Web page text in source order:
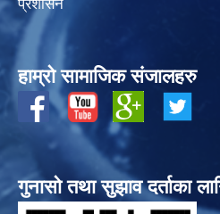
प्रशासन
हाम्रो सामाजिक संजालहरु
गुनासो तथा सुझाव दर्ताका